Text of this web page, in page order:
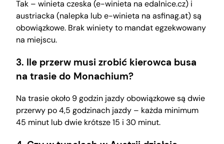
Tak – winieta czeska (e-winieta na edalnice.cz) i
austriacka (nalepka lub e-winieta na asfinag.at) są
obowiązkowe. Brak winiety to mandat egzekwowany
na miejscu.
3. Ile przerw musi zrobić kierowca busa
na trasie do Monachium?
Na trasie około 9 godzin jazdy obowiązkowe są dwie
przerwy po 4,5 godzinach jazdy – każda minimum
45 minut lub dwie krótsze 15 i 30 minut.